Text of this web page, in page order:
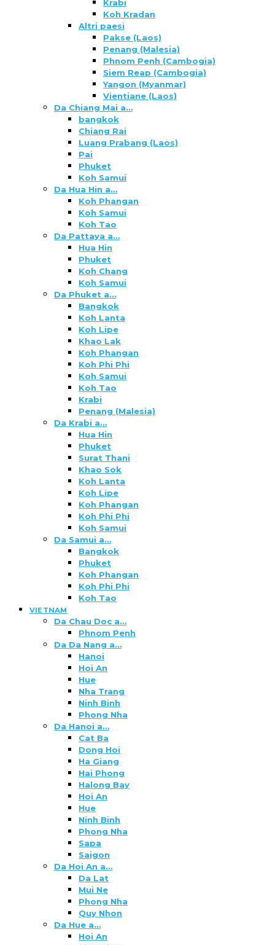
Krabi
Koh Kradan
Altri paesi
Pakse (Laos)
Penang (Malesia)
Phnom Penh (Cambogia)
Siem Reap (Cambogia)
Yangon (Myanmar)
Vientiane (Laos)
Da Chiang Mai a…
bangkok
Chiang Rai
Luang Prabang (Laos)
Pai
Phuket
Koh Samui
Da Hua Hin a…
Koh Phangan
Koh Samui
Koh Tao
Da Pattaya a…
Hua Hin
Phuket
Koh Chang
Koh Samui
Da Phuket a…
Bangkok
Koh Lanta
Koh Lipe
Khao Lak
Koh Phangan
Koh Phi Phi
Koh Samui
Koh Tao
Krabi
Penang (Malesia)
Da Krabi a…
Hua Hin
Phuket
Surat Thani
Khao Sok
Koh Lanta
Koh Lipe
Koh Phangan
Koh Phi Phi
Koh Samui
Da Samui a…
Bangkok
Phuket
Koh Phangan
Koh Phi Phi
Koh Tao
VIETNAM
Da Chau Doc a…
Phnom Penh
Da Da Nang a…
Hanoi
Hoi An
Hue
Nha Trang
Ninh Binh
Phong Nha
Da Hanoi a…
Cat Ba
Dong Hoi
Ha Giang
Hai Phong
Halong Bay
Hoi An
Hue
Ninh Binh
Phong Nha
Sapa
Saigon
Da Hoi An a…
Da Lat
Mui Ne
Phong Nha
Quy Nhon
Da Hue a…
Hoi An